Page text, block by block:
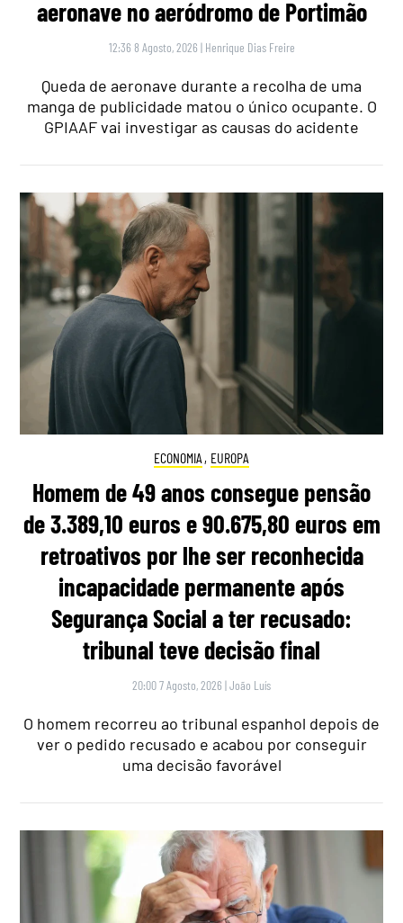
aeronave no aeródromo de Portimão
12:36 8 Agosto, 2026 | Henrique Dias Freire
Queda de aeronave durante a recolha de uma
manga de publicidade matou o único ocupante. O
GPIAAF vai investigar as causas do acidente
ECONOMIA , EUROPA
Homem de 49 anos consegue pensão
de 3.389,10 euros e 90.675,80 euros em
retroativos por lhe ser reconhecida
incapacidade permanente após
Segurança Social a ter recusado:
tribunal teve decisão final
20:00 7 Agosto, 2026 |João Luís
O homem recorreu ao tribunal espanhol depois de
ver o pedido recusado e acabou por conseguir
uma decisão favorável